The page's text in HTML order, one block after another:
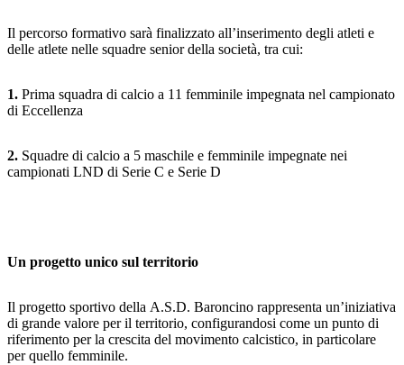
Il percorso formativo sarà finalizzato all’inserimento degli atleti e
delle atlete nelle squadre senior della società, tra cui:
1. Prima squadra di calcio a 11 femminile impegnata nel campionato
di Eccellenza
2. Squadre di calcio a 5 maschile e femminile impegnate nei
campionati LND di Serie C e Serie D
Un progetto unico sul territorio
Il progetto sportivo della A.S.D. Baroncino rappresenta un’iniziativa
di grande valore per il territorio, configurandosi come un punto di
riferimento per la crescita del movimento calcistico, in particolare
per quello femminile.